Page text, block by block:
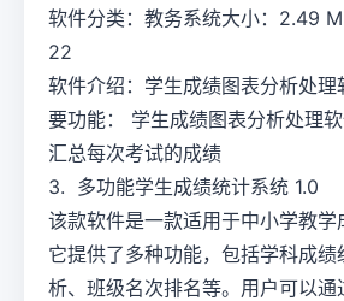
软件分类：教务系统大小：2.49
22
软件介绍：学生成绩图表分析处理
要功能： 学生成绩图表分析处理
汇总每次考试的成绩
3. 多功能学生成绩统计系统 1.0
该款软件是一款适用于中小学教学
它提供了多种功能，包括学科成绩
析、班级名次排名等。用户可以通